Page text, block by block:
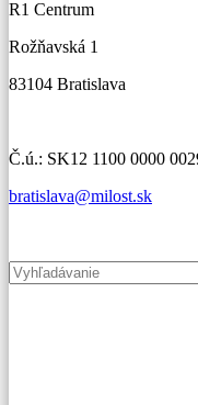
R1 Centrum
Rožňavská 1
83104 Bratislava
Č.ú.: SK12 1100 0000
bratislava@milost.sk